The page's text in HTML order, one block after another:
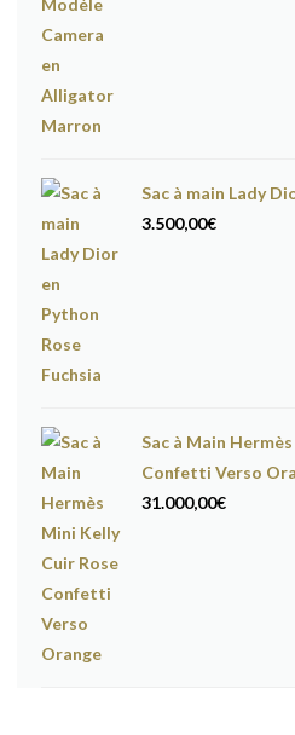
Sac à main Lady
3.500,00€
Sac à Main
Confetti Verso
31.000,00€